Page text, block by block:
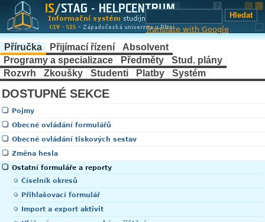
Translate with Google
Příručka Přijímací řízení
Absolvent
Programy a specializace
Předměty
Stud. plány
Rozvrh
Zkoušky Studenti Platby Systém
DOSTUPNÉ SEKCE
Pojmy
Obecné ovládání formulářů
Obecné ovládání tiskových sestav
Změna hesla
Ostatní formuláře a reporty
Číselník okresů
Přihlašovací formulář
Import a export aktivit